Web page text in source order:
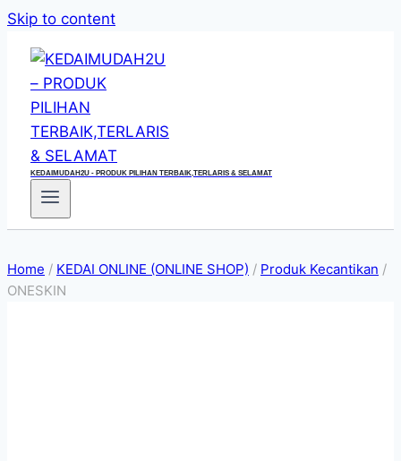
Skip to content
KEDAIMUDAH2U - PRODUK PILIHAN TERBAIK,TERLARIS & SELAMAT
Home / KEDAI ONLINE (ONLINE SHOP) / Produk Kecantikan /
ONESKIN